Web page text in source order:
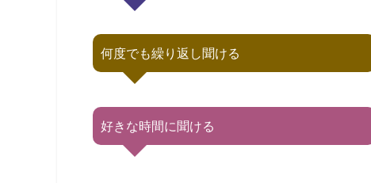
何度でも繰り返し聞ける
好きな時間に聞ける